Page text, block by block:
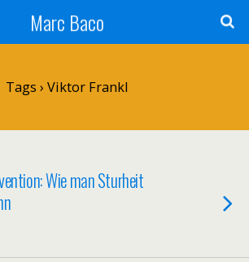
Marc Baco
Tags › Viktor Frankl
Wie man Sturheit